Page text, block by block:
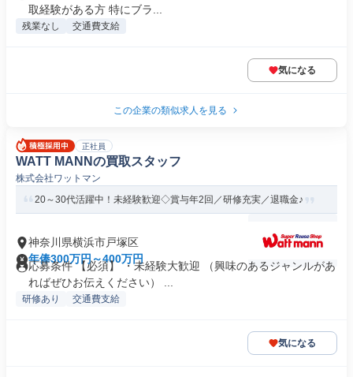
取経験がある方 特にブラ...
残業なし 交通費支給
気になる
この企業の類似求人を見る
正社員
WATT MANNの買取スタッフ
株式会社ワットマン
20～30代活躍中！未経験歓迎◇賞与年2回／研修充実／退職金♪
神奈川県横浜市戸塚区
年俸300万円～400万円
応募条件 【必須】 ・未経験大歓迎 （興味のあるジャンルがあ
ればぜひお伝えください） ...
研修あり 交通費支給
気になる